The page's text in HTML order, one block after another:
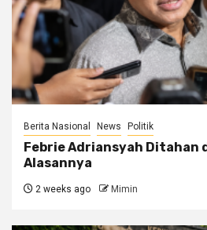
Berita Nasional News Politik
Febrie Adriansyah Ditahan
Alasannya
2 weeks ago Mimin